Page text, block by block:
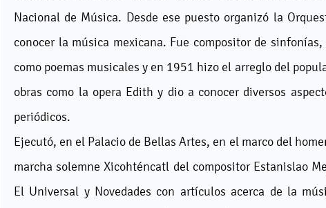
Nacional de Música. Desde ese puesto organizó la
conocer la música mexicana. Fue compositor de
como poemas musicales y en 1951 hizo el arreglo del
obras como la opera Edith y dio a conocer diversos
periódicos.
Ejecutó, en el Palacio de Bellas Artes, en el marco del
marcha solemne Xicohténcatl del compositor Estanislao
El Universal y Novedades con artículos acerca de la